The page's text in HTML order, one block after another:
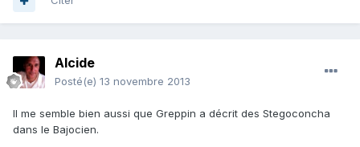
Alcide
Posté(e) 13 novembre 2013
Il me semble bien aussi que Greppin a décrit des Stegoconcha
dans le Bajocien.